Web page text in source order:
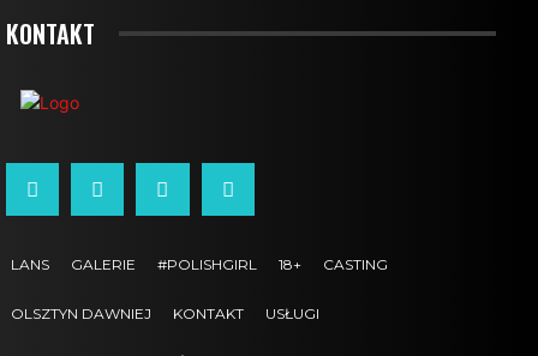
KONTAKT
LANS GALERIE #POLISHGIRL 18+ CASTING
OLSZTYN DAWNIEJ KONTAKT USŁUGI